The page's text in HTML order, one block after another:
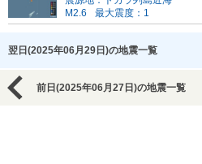
M2.6
最大震度：1
翌日(2025年06月29日)の地震一覧
前日(2025年06月27日)の地震一覧